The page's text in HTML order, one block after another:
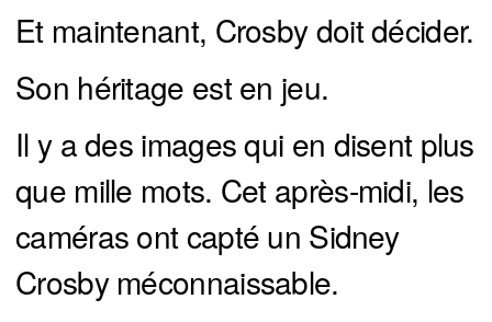
Et maintenant, Crosby doit décider.
Son héritage est en jeu.
Il y a des images qui en disent plus
que mille mots. Cet après-midi, les
caméras ont capté un Sidney
Crosby méconnaissable.